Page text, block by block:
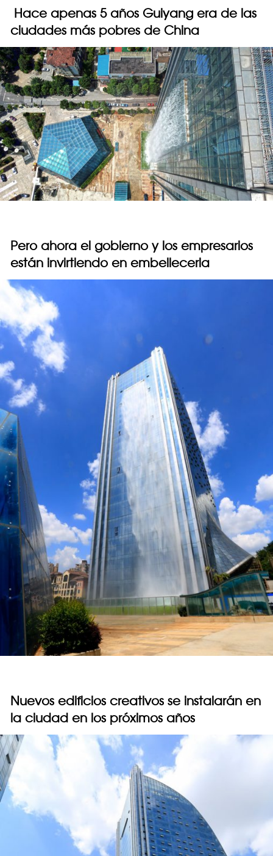
Hace apenas 5 años Guiyang era de las
ciudades más pobres de China
Pero ahora el gobierno y los empresarios
están invirtiendo en embellecerla
Nuevos edificios creativos se instalarán en
la ciudad en los próximos años